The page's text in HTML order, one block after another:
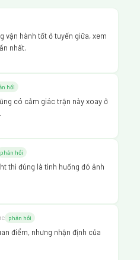
vận hành tốt ở tuyến giữa, xem
nhất.
hồi
có cảm giác trận này xoay ở
phản hồi
thì đúng là tình huống đó ảnh
phản hồi
điểm, nhưng nhận định của